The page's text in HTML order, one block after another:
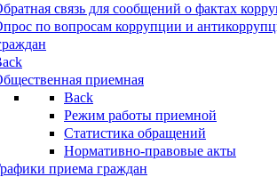
связь для сообщений о фактах
по вопросам коррупции и
приемная
Back
Режим работы приемной
Статистика обращений
Нормативно-правовые акты
приема граждан